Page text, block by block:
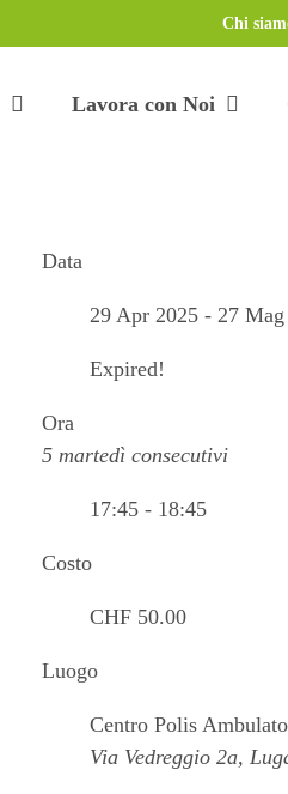
Chi
Lavora con Noi
Data
29 Apr 2025 - 27
Expired!
Ora
5 martedì consecutivi
17:45 - 18:45
Costo
CHF 50.00
Luogo
Centro Polis
Via Vedreggio 2a,